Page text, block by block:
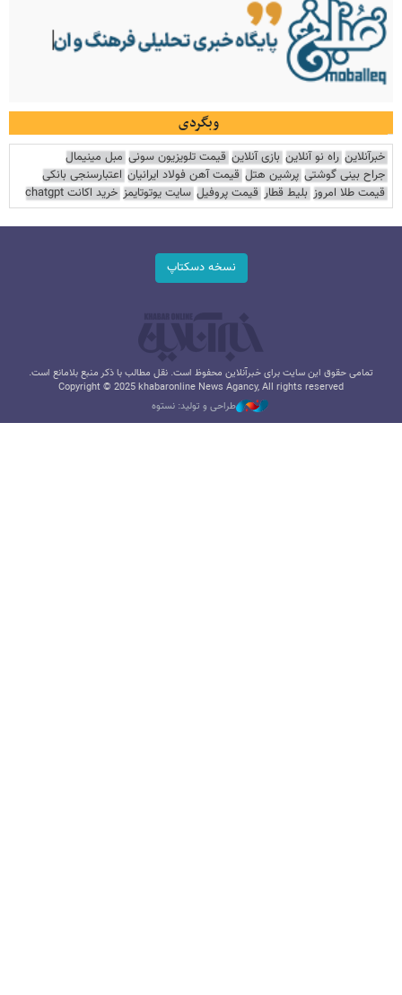
وبگردی
خبرآنلاین راه نو آنلاین بازی آنلاین قیمت تلویزیون سونی مبل مینیمال
جراح بینی گوشتی پرشین هتل قیمت آهن فولاد ایرانیان اعتبارسنجی بانکی
قیمت طلا امروز بلیط قطار قیمت پروفیل سایت یوتوتایمز خرید اکانت chatgpt
نسخه دسکتاپ
تمامی حقوق این سایت برای خبرآنلاین محفوظ است. نقل مطالب با ذکر منبع بلامانع است.
Copyright © 2025 khabaronline News Agancy, All rights reserved
طراحی و تولید: نستوه